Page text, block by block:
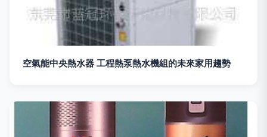
空氣能中央熱水器 工程熱泵熱水機組的未來家用趨勢